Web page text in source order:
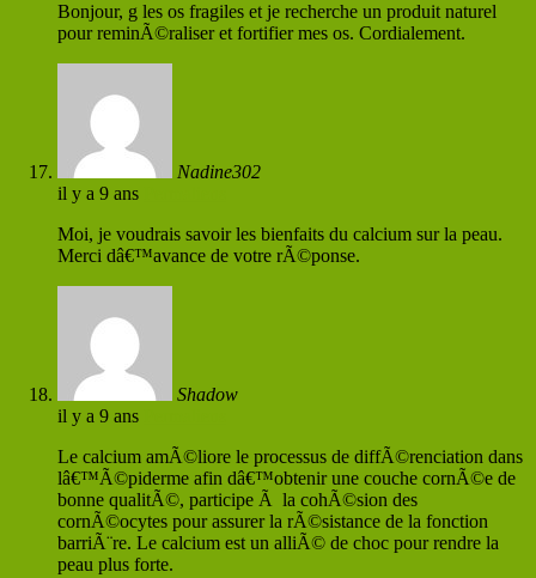
Bonjour, g les os fragiles et je recherche un produit naturel
pour reminÃ©raliser et fortifier mes os. Cordialement.
Nadine302
il y a 9 ans
Moi, je voudrais savoir les bienfaits du calcium sur la peau.
Merci dâ€™avance de votre rÃ©ponse.
Shadow
il y a 9 ans
Le calcium amÃ©liore le processus de diffÃ©renciation dans
lâ€™Ã©piderme afin dâ€™obtenir une couche cornÃ©e de
bonne qualitÃ©, participe Ã la cohÃ©sion des
cornÃ©ocytes pour assurer la rÃ©sistance de la fonction
barriÃ¨re. Le calcium est un alliÃ© de choc pour rendre la
peau plus forte.